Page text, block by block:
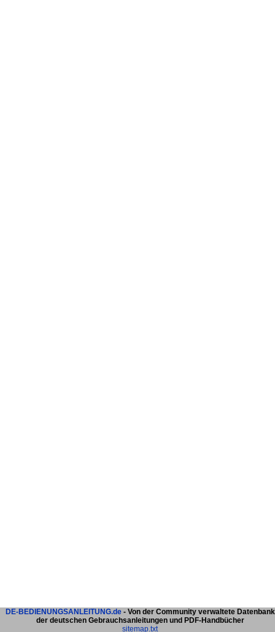
DE-BEDIENUNGSANLEITUNG.de- Von der Community verwaltete Datenbank
der deutschen Gebrauchsanleitungen und PDF-Handbücher
sitemap.txt